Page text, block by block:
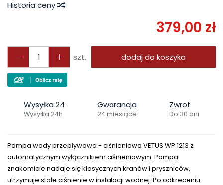
Historia ceny
379,00 zł
szt. dodaj do koszyka
Wysyłka 24
Wysyłka 24h
Gwarancja
24 miesiące
Zwrot
Do 30 dni
Pompa wody przepływowa - ciśnieniowa VETUS WP 1213 z
automatycznym wyłącznikiem ciśnieniowym. Pompa
znakomicie nadaje się klasycznych kranów i pryszniców,
utrzymuje stałe ciśnienie w instalacji wodnej. Po odkreceniu